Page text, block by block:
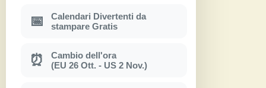
📅
Calendari Divertenti da
stampare Gratis
⏰
Cambio dell'ora
(EU 26 Ott. - US 2 Nov.)